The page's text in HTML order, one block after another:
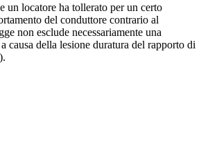
un locatore ha tollerato per un certo
del conduttore contrario al
non esclude necessariamente una
causa della lesione duratura del rapporto di